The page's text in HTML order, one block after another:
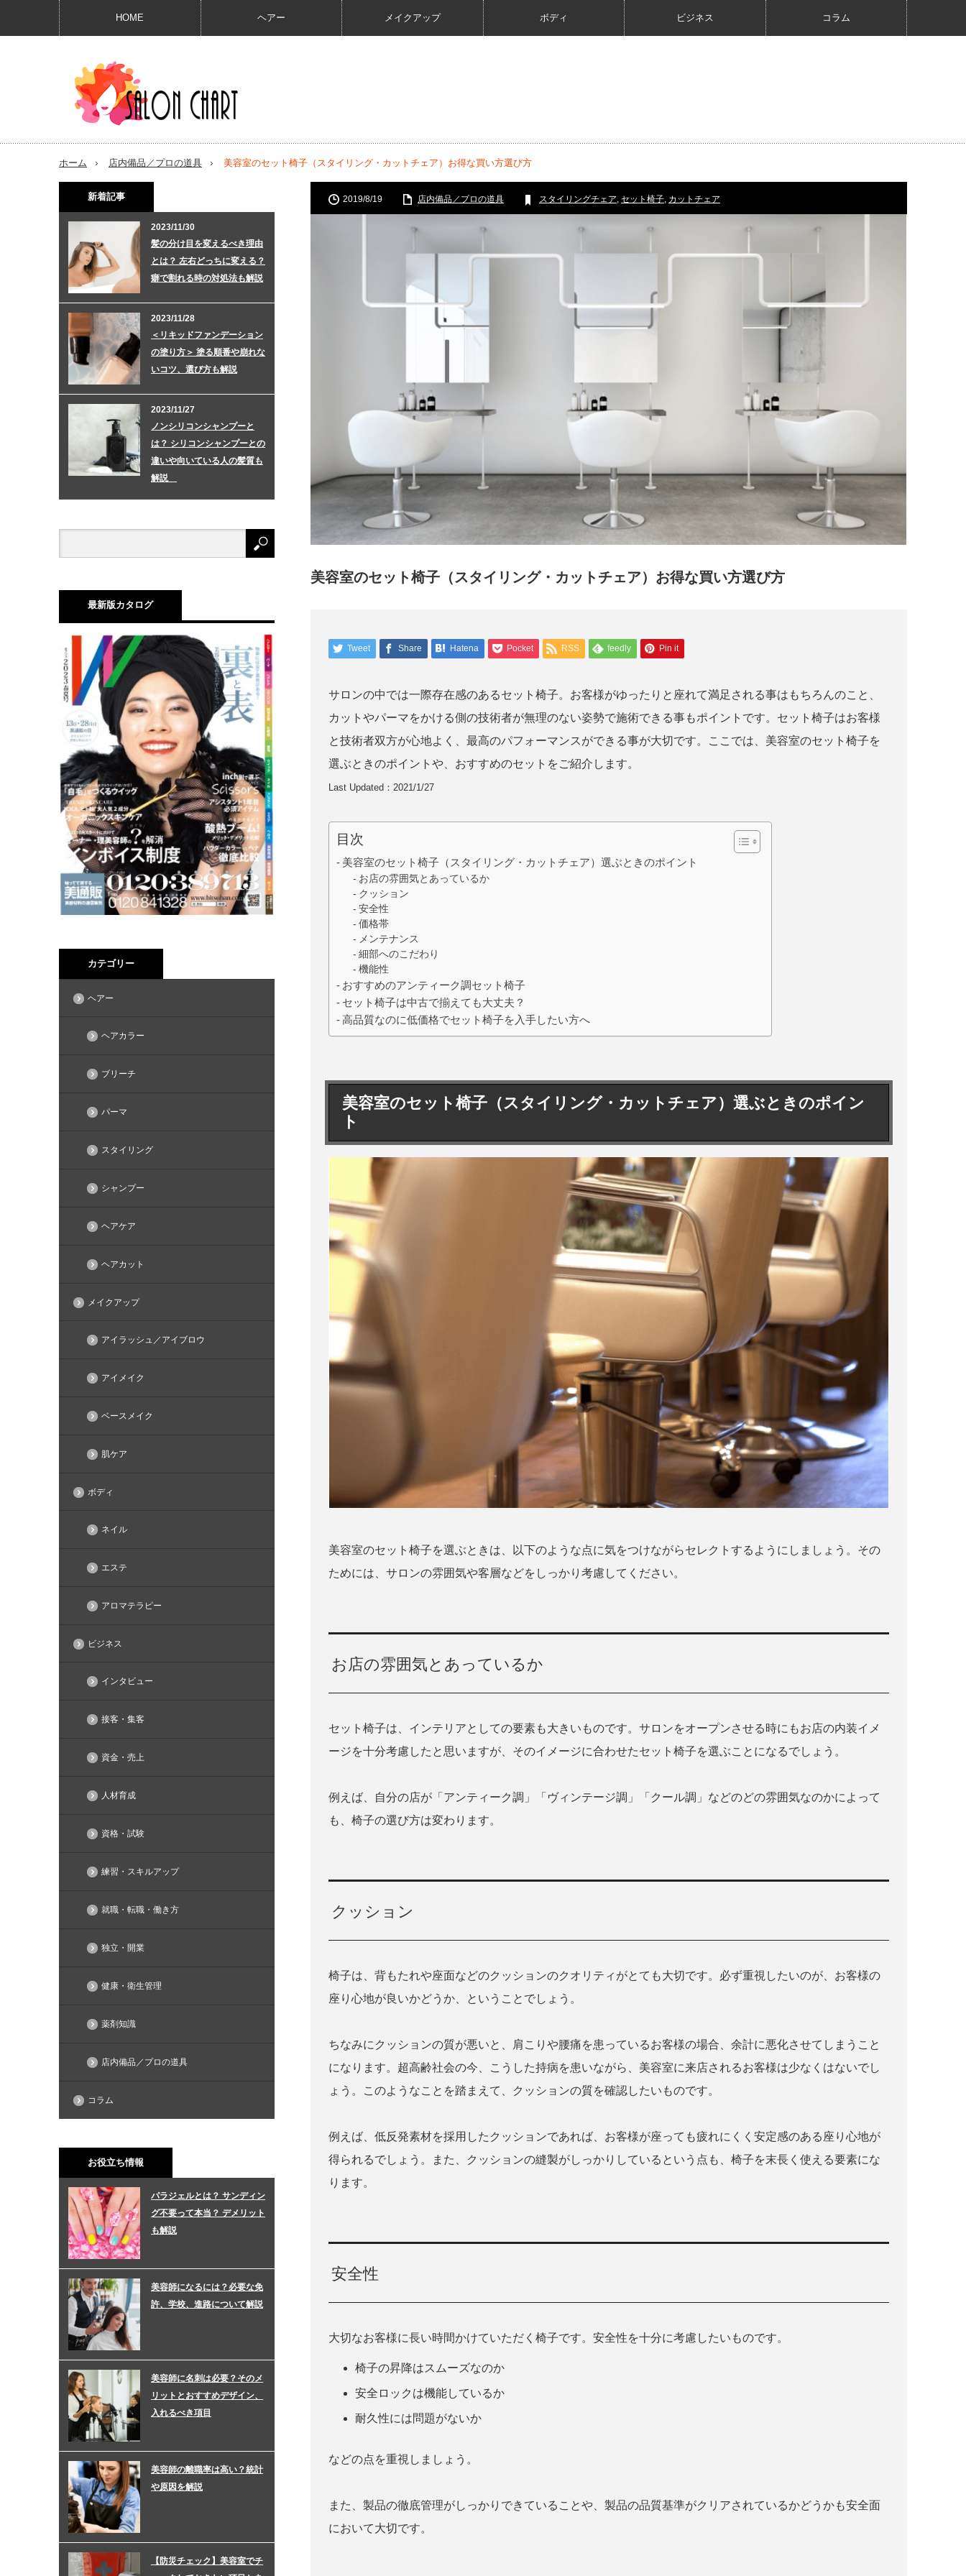
HOME ヘアー メイクアップ ボディ ビジネス コラム
ホーム 店内備品／プロの道具 美容室のセット椅子（スタイリング・カットチェア）お得な買い方選び方
2019/8/19 店内備品／プロの道具 スタイリングチェア, セット椅子, カットチェア
美容室のセット椅子（スタイリング・カットチェア）お得な買い方選び方
Tweet Share Hatena Pocket RSS feedly Pin it
サロンの中では一際存在感のあるセット椅子。お客様がゆったりと座れて満足される事はもちろんのこと、
カットやパーマをかける側の技術者が無理のない姿勢で施術できる事もポイントです。セット椅子はお客様
と技術者双方が心地よく、最高のパフォーマンスができる事が大切です。ここでは、美容室のセット椅子を
選ぶときのポイントや、おすすめのセットをご紹介します。
Last Updated：2021/1/27
目次
美容室のセット椅子（スタイリング・カットチェア）選ぶときのポイント
お店の雰囲気とあっているか
クッション
安全性
価格帯
メンテナンス
細部へのこだわり
機能性
おすすめのアンティーク調セット椅子
セット椅子は中古で揃えても大丈夫？
高品質なのに低価格でセット椅子を入手したい方へ
美容室のセット椅子（スタイリング・カットチェア）選ぶときのポイン
ト
美容室のセット椅子を選ぶときは、以下のような点に気をつけながらセレクトするようにしましょう。その
ためには、サロンの雰囲気や客層などをしっかり考慮してください。
お店の雰囲気とあっているか
セット椅子は、インテリアとしての要素も大きいものです。サロンをオープンさせる時にもお店の内装イメ
ージを十分考慮したと思いますが、そのイメージに合わせたセット椅子を選ぶことになるでしょう。
例えば、自分の店が「アンティーク調」「ヴィンテージ調」「クール調」などのどの雰囲気なのかによって
も、椅子の選び方は変わります。
クッション
椅子は、背もたれや座面などのクッションのクオリティがとても大切です。必ず重視したいのが、お客様の
座り心地が良いかどうか、ということでしょう。
ちなみにクッションの質が悪いと、肩こりや腰痛を患っているお客様の場合、余計に悪化させてしまうこと
になります。超高齢社会の今、こうした持病を患いながら、美容室に来店されるお客様は少なくはないでし
ょう。このようなことを踏まえて、クッションの質を確認したいものです。
例えば、低反発素材を採用したクッションであれば、お客様が座っても疲れにくく安定感のある座り心地が
得られるでしょう。また、クッションの縫製がしっかりしているという点も、椅子を末長く使える要素にな
ります。
安全性
大切なお客様に長い時間かけていただく椅子です。安全性を十分に考慮したいものです。
椅子の昇降はスムーズなのか
安全ロックは機能しているか
耐久性には問題がないか
などの点を重視しましょう。
また、製品の徹底管理がしっかりできていることや、製品の品質基準がクリアされているかどうかも安全面
において大切です。
新着記事
2023/11/30
髪の分け目を変えるべき理由
とは？ 左右どっちに変える？
癖で割れる時の対処法も解説
2023/11/28
＜リキッドファンデーション
の塗り方＞ 塗る順番や崩れな
いコツ、選び方も解説
2023/11/27
ノンシリコンシャンプーと
は？ シリコンシャンプーとの
違いや向いている人の髪質も
解説
最新版カタログ
カテゴリー
ヘアー
ヘアカラー
ブリーチ
パーマ
スタイリング
シャンプー
ヘアケア
ヘアカット
メイクアップ
アイラッシュ／アイブロウ
アイメイク
ベースメイク
肌ケア
ボディ
ネイル
エステ
アロマテラピー
ビジネス
インタビュー
接客・集客
資金・売上
人材育成
資格・試験
練習・スキルアップ
就職・転職・働き方
独立・開業
健康・衛生管理
薬剤知識
店内備品／プロの道具
コラム
お役立ち情報
パラジェルとは？ サンディン
グ不要って本当？ デメリット
も解説
美容師になるには？必要な免
許、学校、進路について解説
美容師に名刺は必要？そのメ
リットとおすすめデザイン、
入れるべき項目
美容師の離職率は高い？統計
や原因を解説
【防災チェック】美容室でチ